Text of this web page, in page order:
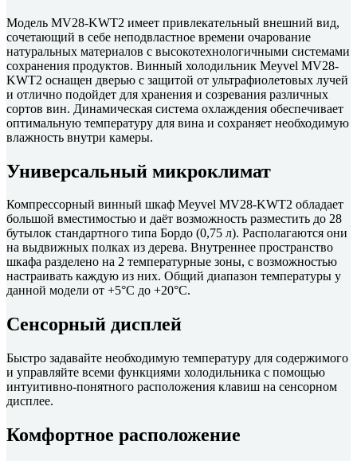
Модель MV28-KWT2 имеет привлекательный внешний вид,
сочетающий в себе неподвластное времени очарование
натуральных материалов с высокотехнологичными системами
сохранения продуктов. Винный холодильник Meyvel MV28-
KWT2 оснащен дверью с защитой от ультрафиолетовых лучей
и отлично подойдет для хранения и созревания различных
сортов вин. Динамическая система охлаждения обеспечивает
оптимальную температуру для вина и сохраняет необходимую
влажность внутри камеры.
Универсальный микроклимат
Компрессорный винный шкаф Meyvel MV28-KWT2 обладает
большой вместимостью и даёт возможность разместить до 28
бутылок стандартного типа Бордо (0,75 л). Располагаются они
на выдвижных полках из дерева. Внутреннее пространство
шкафа разделено на 2 температурные зоны, с возможностью
настраивать каждую из них. Общий диапазон температуры у
данной модели от +5°C до +20°C.
Сенсорный дисплей
Быстро задавайте необходимую температуру для содержимого
и управляйте всеми функциями холодильника с помощью
интуитивно-понятного расположения клавиш на сенсорном
дисплее.
Комфортное расположение